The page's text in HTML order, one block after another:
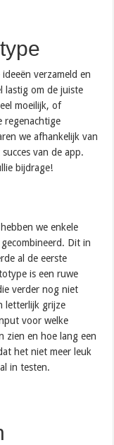
verzameld en
lastig om de juiste
moeilijk, of
regenachtige
we afhankelijk van
van de app.
bijdrage!
we enkele
Dit in
al de eerste
is een ruwe
verder nog niet
letterlijk grijze
voor welke
zien en hoe lang een
het niet meer leuk
in testen.